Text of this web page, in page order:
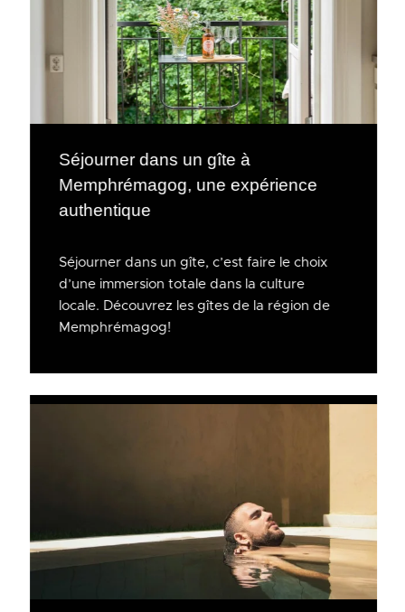
Séjourner dans un gîte à
Memphrémagog, une expérience
authentique
Séjourner dans un gîte, c’est faire le choix
d’une immersion totale dans la culture
locale. Découvrez les gîtes de la région de
Memphrémagog!